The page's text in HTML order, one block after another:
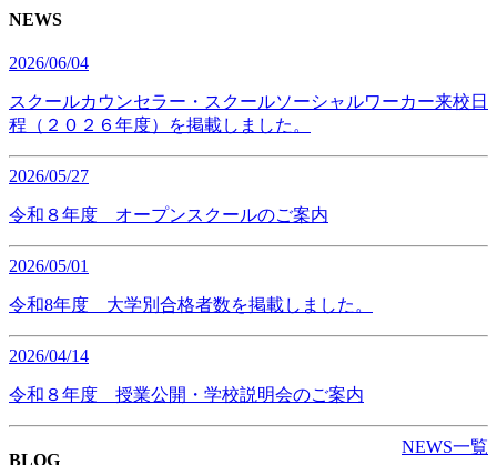
NEWS
2026/06/04
スクールカウンセラー・スクールソーシャルワーカー来校日
程（２０２６年度）を掲載しました。
2026/05/27
令和８年度 オープンスクールのご案内
2026/05/01
令和8年度 大学別合格者数を掲載しました。
2026/04/14
令和８年度 授業公開・学校説明会のご案内
NEWS一覧
BLOG